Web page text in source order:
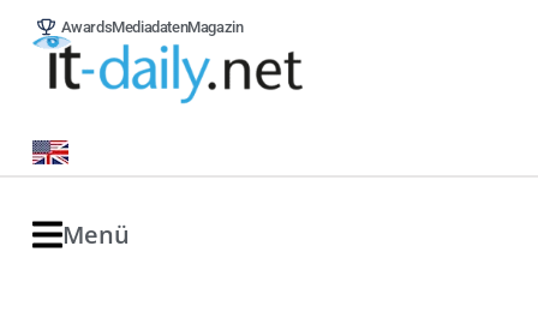
AwardsMediadatenMagazin
Menü